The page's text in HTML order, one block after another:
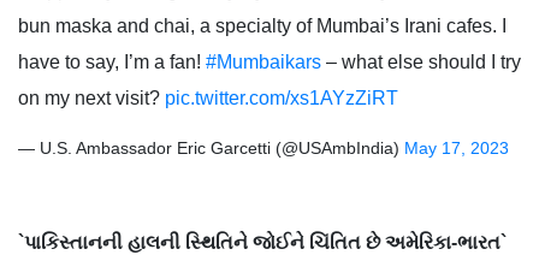
bun maska and chai, a specialty of Mumbai’s Irani cafes. I
have to say, I’m a fan! #Mumbaikars – what else should I try
on my next visit? pic.twitter.com/xs1AYzZiRT
— U.S. Ambassador Eric Garcetti (@USAmbIndia) May 17, 2023
`પાકિસ્તાનની હાલની સ્થિતિને જોઈને ચિંતિત છે અમેરિકા-ભારત`